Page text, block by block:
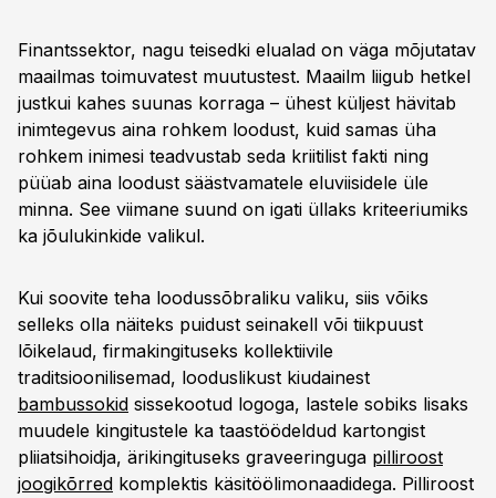
Finantssektor, nagu teisedki elualad on väga mõjutatav
maailmas toimuvatest muutustest. Maailm liigub hetkel
justkui kahes suunas korraga – ühest küljest hävitab
inimtegevus aina rohkem loodust, kuid samas üha
rohkem inimesi teadvustab seda kriitilist fakti ning
püüab aina loodust säästvamatele eluviisidele üle
minna. See viimane suund on igati üllaks kriteeriumiks
ka jõulukinkide valikul.
Kui soovite teha loodussõbraliku valiku, siis võiks
selleks olla näiteks puidust seinakell või tiikpuust
lõikelaud, firmakingituseks kollektiivile
traditsioonilisemad, looduslikust kiudainest
bambussokid sissekootud logoga, lastele sobiks lisaks
muudele kingitustele ka taastöödeldud kartongist
pliiatsihoidja, ärikingituseks graveeringuga pilliroost
joogikõrred komplektis käsitöölimonaadidega. Pilliroost